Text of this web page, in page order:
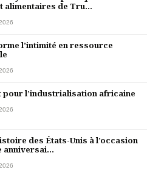
alimentaires de Tru...
l’intimité en ressource
pour l’industrialisation africaine
des États-Unis à l’occasion
anniversai...